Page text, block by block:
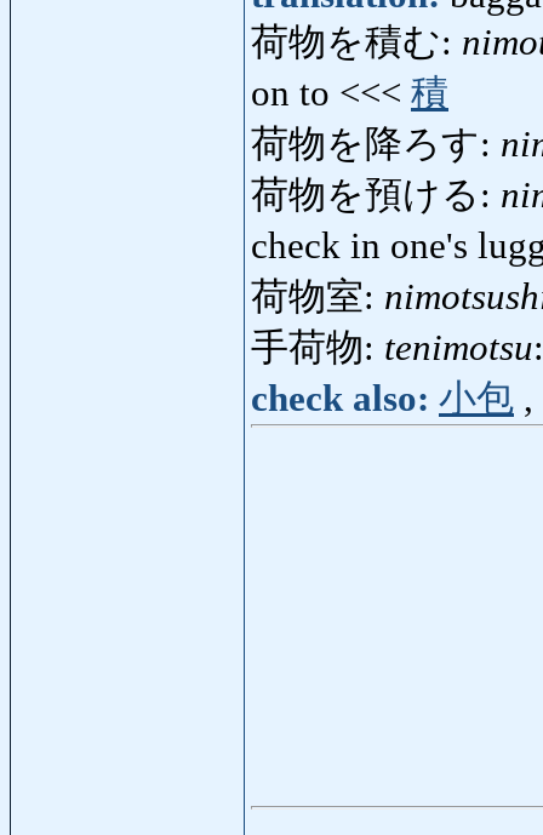
荷物を積む:
on to <<< 積
荷物を降ろす:
荷物を預ける:
check in one's
荷物室:
手荷物: tenimotsu
check also: 小包 ,